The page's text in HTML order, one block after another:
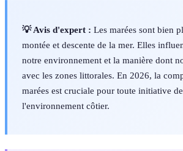
💡 Avis d'expert : Les marées sont bien
montée et descente de la mer. Elles
notre environnement et la manière dont
avec les zones littorales. En 2026, la
marées est cruciale pour toute initiative
l'environnement côtier.